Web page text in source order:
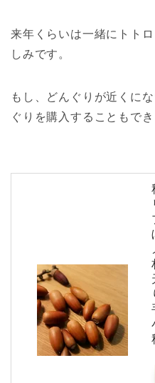
来年くらいは一緒にトト
しみです。
もし、どんぐりが近くに
ぐりを購入することもでき